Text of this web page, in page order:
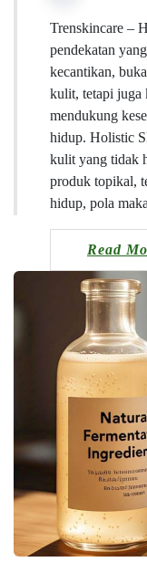
Trenskincare –
pendekatan
kecantikan,
kulit, tetapi juga
mendukung
hidup. Holistic
kulit yang tidak
produk topikal,
hidup, pola
Read